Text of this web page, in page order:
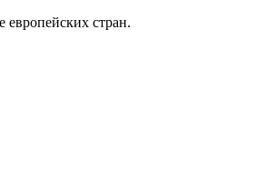
европейских стран.